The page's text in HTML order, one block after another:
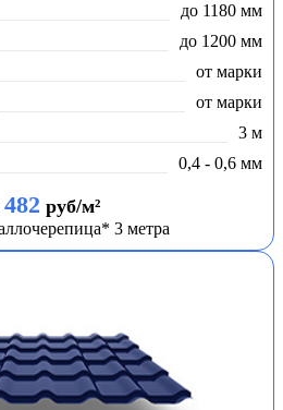
до 1180 мм
до 1200 мм
от марки
от марки
3 м
0,4 - 0,6 мм
482 руб/м²
3 метра